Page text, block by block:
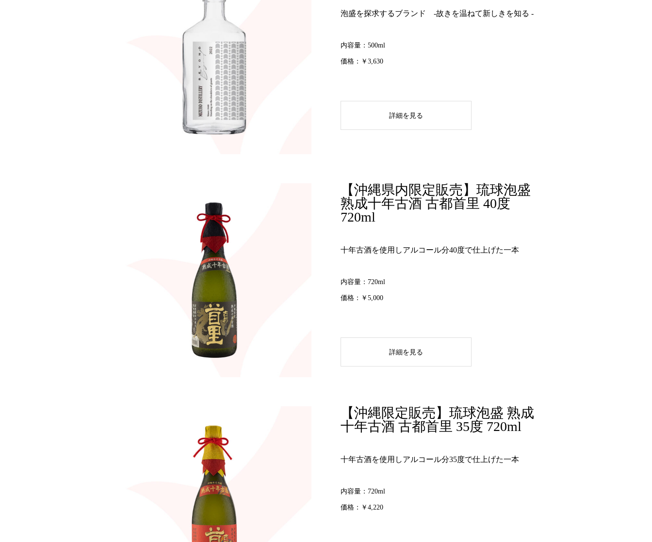
泡盛を探求するブランド -故きを温ねて新しきを知る -
内容量：500ml
価格：￥3,630
詳細を見る
【沖縄県内限定販売】琉球泡盛
熟成十年古酒 古都首里 40度
720ml
十年古酒を使用しアルコール分40度で仕上げた一本
内容量：720ml
価格：￥5,000
詳細を見る
【沖縄限定販売】琉球泡盛 熟成
十年古酒 古都首里 35度 720ml
十年古酒を使用しアルコール分35度で仕上げた一本
内容量：720ml
価格：￥4,220